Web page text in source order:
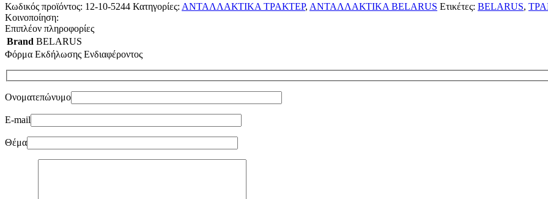
Κωδικός προϊόντος: 12-10-5244 Κατηγορίες: ΑΝΤΑΛΛΑΚΤΙΚΑ ΤΡΑΚΤΕΡ, ΑΝΤΑΛΛΑΚΤΙΚΑ BELARUS Ετικέτες: BELARUS,
Κοινοποίηση:
Επιπλέον πληροφορίες
Brand BELARUS
Φόρμα Εκδήλωσης Ενδιαφέροντος
Ονοματεπώνυμο
E-mail
Θέμα